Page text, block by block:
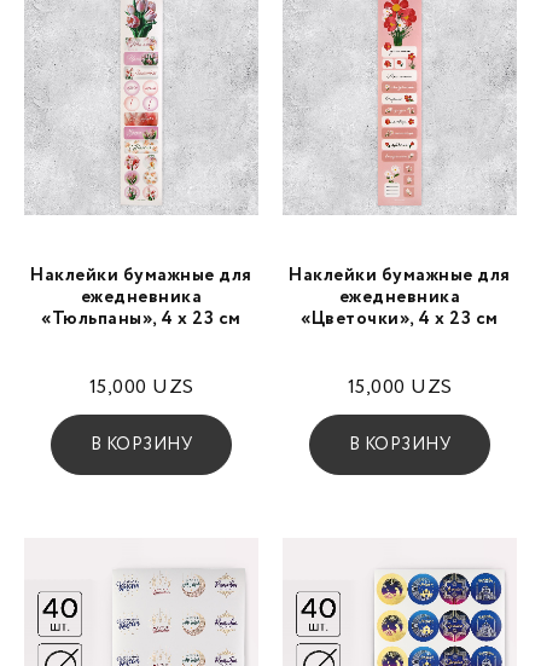
Наклейки бумажные для
ежедневника
«Тюльпаны», 4 х 23 см
15,000 UZS
В КОРЗИНУ
Наклейки бумажные для
ежедневника
«Цветочки», 4 х 23 см
15,000 UZS
В КОРЗИНУ